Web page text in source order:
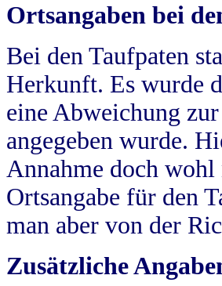
Ortsangaben bei
Bei den Taufpaten
Herkunft. Es wurde
eine Abweichung
angegeben wurde.
Annahme doch
Ortsangabe für den
man aber von der
Zusätzliche